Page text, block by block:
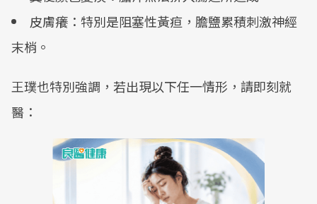
皮膚癢：特別是阻塞性黃疸，膽鹽累積刺激神經
末梢。
王璞也特別強調，若出現以下任一情形，請即刻就
醫：